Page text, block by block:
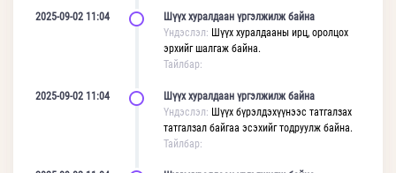
2025-09-02 11:04
Шүүх хуралдаан үргэлжилж байна
Үндэслэл: Шүүх хуралдааны ирц, оролцох
эрхийг шалгаж байна.
Тайлбар:
2025-09-02 11:04
Шүүх хуралдаан үргэлжилж байна
Үндэслэл: Шүүх бүрэлдэхүүнээс татгалзах
татгалзал байгаа эсэхийг тодруулж байна.
Тайлбар: